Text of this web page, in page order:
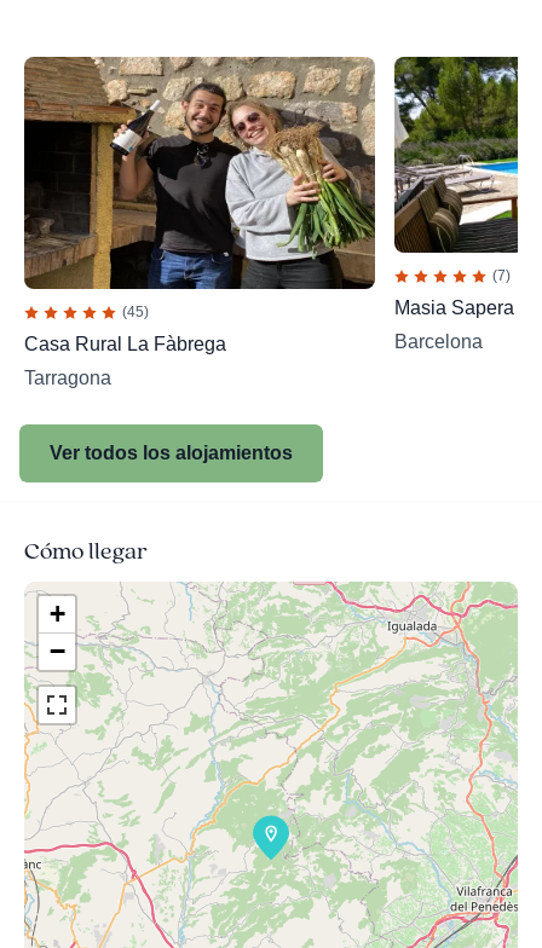
(45)
Casa Rural La Fàbrega
Tarragona
(7)
Masia Sapera
Barcelona
Ver todos los alojamientos
Cómo llegar
+
−